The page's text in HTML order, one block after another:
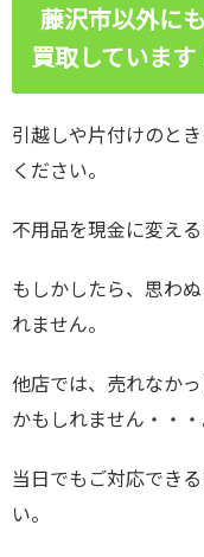
藤沢市以外に
買取しています
引越しや片付けのと
ください。
不用品を現金に変え
もしかしたら、思わ
れません。
他店では、売れなか
かもしれません・・・
当日でもご対応でき
い。